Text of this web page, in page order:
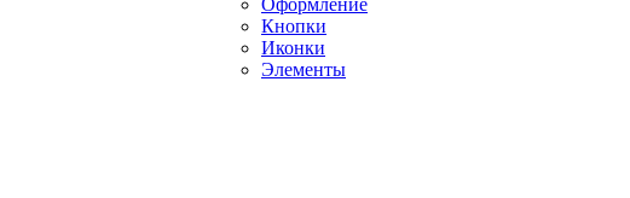
Оформление
Кнопки
Иконки
Элементы